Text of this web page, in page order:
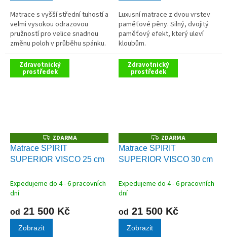
Matrace s vyšší střední tuhostí a
velmi vysokou odrazovou
pružností pro velice snadnou
změnu poloh v průběhu spánku.
Odlehčení celého těla a
vynikající eliminace tlaku.
Luxusní matrace z dvou vrstev
paměťové pěny. Silný, dvojitý
paměťový efekt, který uleví
kloubům.
Zdravotnický
prostředek
Z
D
A
R
ZDARMA
Matrace SPIRIT
SUPERIOR VISCO 25 cm
Expedujeme do 4 - 6 pracovních
dní
od 21 500 Kč
Zobrazit
Zdravotnický
prostředek
Z
D
A
R
ZDARMA
Matrace SPIRIT
SUPERIOR VISCO 30 cm
Expedujeme do 4 - 6 pracovních
dní
od 21 500 Kč
Zobrazit